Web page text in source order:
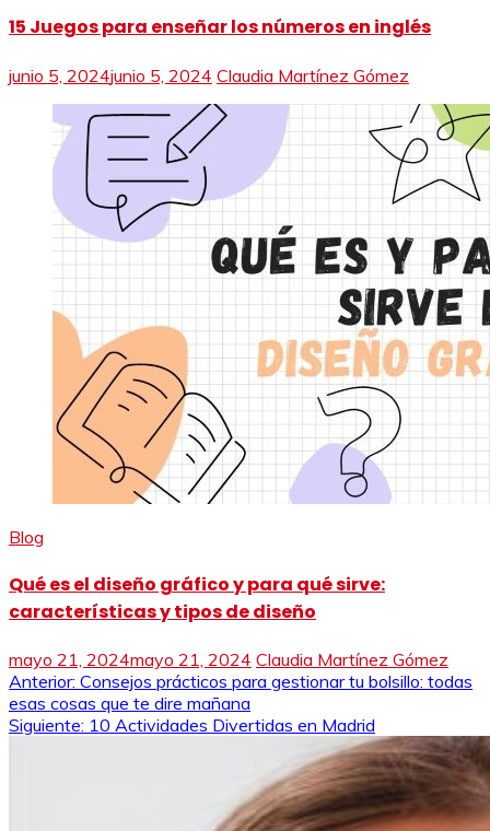
15 Juegos para enseñar los números en inglés
junio 5, 2024junio 5, 2024 Claudia Martínez Gómez
Blog
Qué es el diseño gráfico y para qué sirve:
características y tipos de diseño
mayo 21, 2024mayo 21, 2024 Claudia Martínez Gómez
Navegación
de
Anterior: Consejos prácticos para gestionar tu bolsillo: todas
esas cosas que te dire mañana
Siguiente: 10 Actividades Divertidas en Madrid